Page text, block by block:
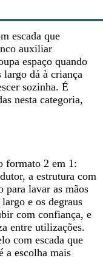
escada que
auxiliar
espaço quando
largo dá à criança
sozinha. É
nesta categoria,
formato 2 em 1:
a estrutura com
para lavar as mãos
e os degraus
com confiança, e
entre utilizações.
com escada que
a escolha mais